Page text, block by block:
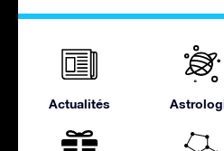
Actualités